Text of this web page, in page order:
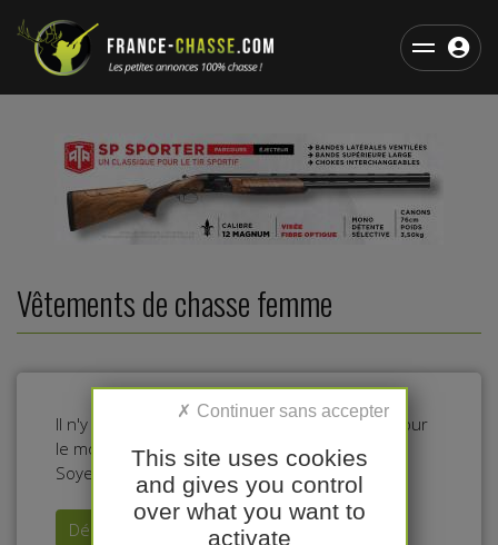
Vêtements de chasse femme
Il n'y a pas d'annonces dans cette catégorie pour
le moment.
Soyez le premier à déposer une annonce !
Déposer mon annonce
This site uses cookies
and gives you control
over what you want to
activate